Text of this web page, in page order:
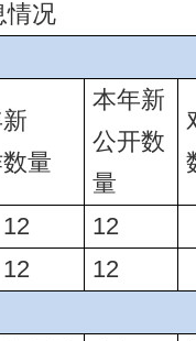
情况
量
本年新
公开数
量
12
12